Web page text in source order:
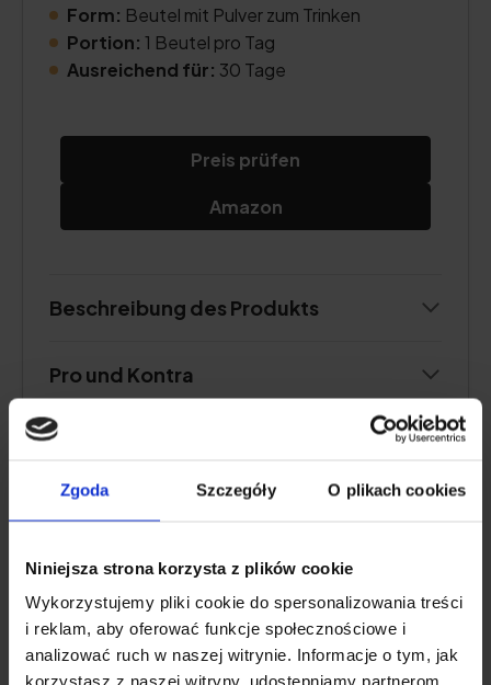
Zgoda Szczegóły O plikach cookies
Niniejsza strona korzysta z plików cookie
Wykorzystujemy pliki cookie do spersonalizowania treści
i reklam, aby oferować funkcje społecznościowe i
analizować ruch w naszej witrynie. Informacje o tym, jak
korzystasz z naszej witryny, udostępniamy partnerom
Form: Beutel mit Pulver zum Trinken
Portion: 1 Beutel pro Tag
Ausreichend für: 30 Tage
Preis prüfen
Amazon
Beschreibung des Produkts
Pro und Kontra
Zusätzliche Informationen
Nutzerbewertung
MARKENROHSTOFF SEAGARDEN®, REINE
ZUSAMMENSETZUNG